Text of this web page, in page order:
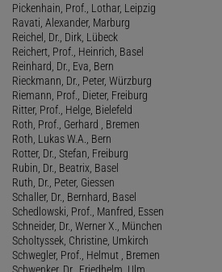
Pickenhain, Prof., Lothar, Leipzig
Ravati, Alexander, Marburg
Reichel, Dr., Dirk, Lübeck
Reichert, Prof., Heinrich, Basel
Reinhard, Dr., Eva, Bern
Rieckmann, Dr., Peter, Würzburg
Riemann, Prof., Dieter, Freiburg
Ritter, Prof., Helge, Bielefeld
Roth, Prof., Gerhard , Bremen
Roth, Lukas W.A., Bern
Rotter, Dr., Stefan, Freiburg
Rubin, Dr., Beatrix, Basel
Ruth, Dr., Peter, Giessen
Schaller, Dr., Bernhard, Basel
Schedlowski, Prof., Manfred, Essen
Schneider, Dr., Werner X., München
Scholtyssek, Christine, Umkirch
Schwegler, Prof., Helmut , Bremen
Schwenker, Dr., Friedhelm, Ulm